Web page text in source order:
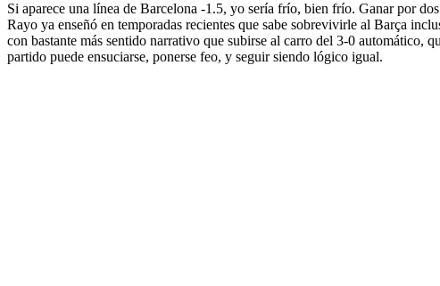
Si aparece una línea de Barcelona -1.5, yo sería frío, bien frío. Ganar por
Rayo ya enseñó en temporadas recientes que sabe sobrevivirle al Barça
con bastante más sentido narrativo que subirse al carro del 3-0 automático,
partido puede ensuciarse, ponerse feo, y seguir siendo lógico igual.